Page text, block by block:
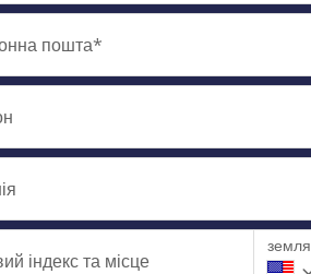
пошта*
індекс та місце
земля